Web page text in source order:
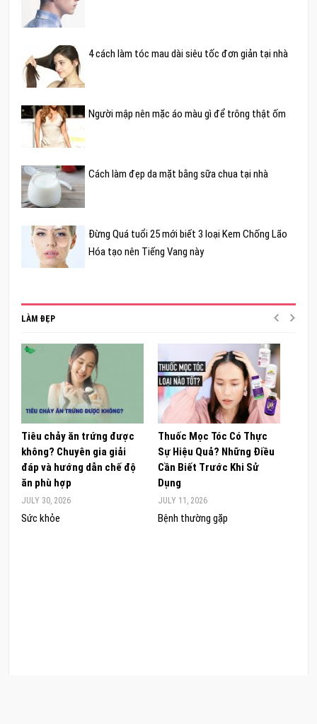
4 cách làm tóc mau dài siêu tốc đơn giản tại nhà
Người mập nên mặc áo màu gì để trông thật ốm
Cách làm đẹp da mặt bằng sữa chua tại nhà
Đừng Quá tuổi 25 mới biết 3 loại Kem Chống Lão
Hóa tạo nên Tiếng Vang này
LÀM ĐẸP
Tiêu chảy ăn trứng được
không? Chuyên gia giải
đáp và hướng dẫn chế độ
ăn phù hợp
JULY 30, 2026
Sức khỏe
Thuốc Mọc Tóc Có Thực
Sự Hiệu Quả? Những Điều
Cần Biết Trước Khi Sử
Dụng
JULY 11, 2026
Bệnh thường gặp